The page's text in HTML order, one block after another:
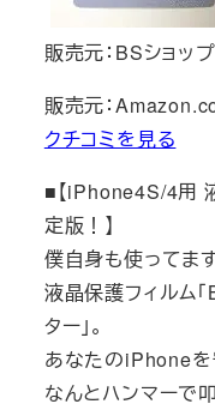
販売元：BSショップ
販売元：
クチコミを見る
■【iPhone4S/4用
定版！】
僕自身も使ってま
液晶保護フィルム
ター」。
あなたのiPhoneを
なんとハンマーで